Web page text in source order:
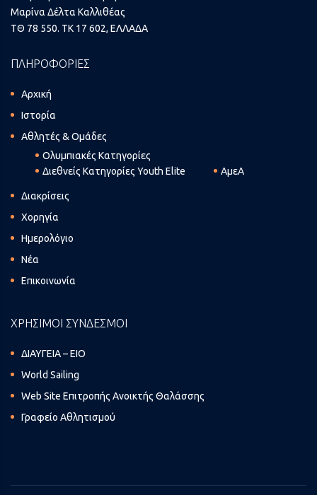
Μαρίνα Δέλτα Καλλιθέας
ΤΘ 78 550. ΤΚ 17 602, ΕΛΛΑΔΑ
ΠΛΗΡΟΦΟΡΙΕΣ
Αρχική
Ιστορία
Αθλητές & Ομάδες
Ολυμπιακές Κατηγορίες
Διεθνείς Κατηγορίες Youth Elite
ΑμεΑ
Διακρίσεις
Χορηγία
Ημερολόγιο
Νέα
Επικοινωνία
ΧΡΗΣΙΜΟΙ ΣΥΝΔΕΣΜΟΙ
ΔΙΑΥΓΕΙΑ – ΕΙΟ
World Sailing
Web Site Επιτροπής Ανοικτής Θαλάσσης
Γραφείο Αθλητισμού